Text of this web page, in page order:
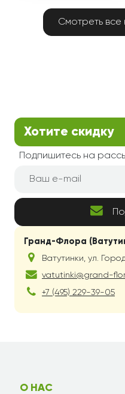
Смотреть все
Гранд-Флора
Ватутинки, ул.
vatutinki@grand-
+7 (495) 229-39-05
Хотите скидку
Подпишитесь на
О НАС